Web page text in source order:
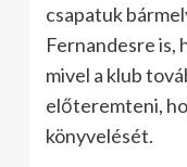
csapatuk
Fernandesre is,
mivel a klub
előteremteni,
könyvelését.